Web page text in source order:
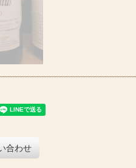
合わせ